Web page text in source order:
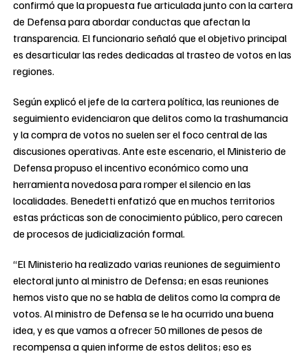
confirmó que la propuesta fue articulada junto con la cartera
de Defensa para abordar conductas que afectan la
transparencia. El funcionario señaló que el objetivo principal
es desarticular las redes dedicadas al trasteo de votos en las
regiones.
Según explicó el jefe de la cartera política, las reuniones de
seguimiento evidenciaron que delitos como la trashumancia
y la compra de votos no suelen ser el foco central de las
discusiones operativas. Ante este escenario, el Ministerio de
Defensa propuso el incentivo económico como una
herramienta novedosa para romper el silencio en las
localidades. Benedetti enfatizó que en muchos territorios
estas prácticas son de conocimiento público, pero carecen
de procesos de judicialización formal.
“El Ministerio ha realizado varias reuniones de seguimiento
electoral junto al ministro de Defensa; en esas reuniones
hemos visto que no se habla de delitos como la compra de
votos. Al ministro de Defensa se le ha ocurrido una buena
idea, y es que vamos a ofrecer 50 millones de pesos de
recompensa a quien informe de estos delitos; eso es